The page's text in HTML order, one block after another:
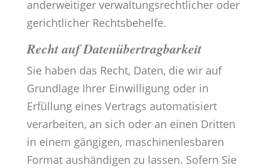
anderweitiger verwaltungsrechtlicher oder
gerichtlicher Rechtsbehelfe.
Recht auf Daten­übertrag­barkeit
Sie haben das Recht, Daten, die wir auf
Grundlage Ihrer Einwilligung oder in
Erfüllung eines Vertrags automatisiert
verarbeiten, an sich oder an einen Dritten
in einem gängigen, maschinenlesbaren
Format aushändigen zu lassen. Sofern Sie